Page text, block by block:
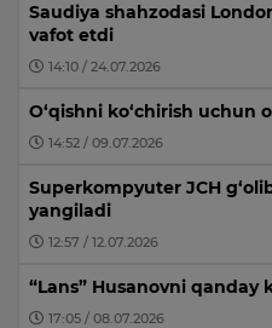
Saudiya shahzodasi
vafot etdi
14:10 / 24.07.2026
O‘qishni ko‘chirish uchun
14:52 / 09.07.2026
Superkompyuter JCH
yangiladi
12:57 / 12.07.2026
“Lans” Husanovni qanday
17:05 / 08.07.2026